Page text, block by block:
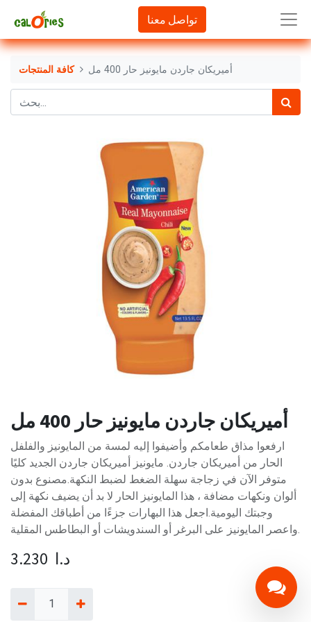
تواصل معنا
كافة المنتجات أميريكان جاردن مايونيز حار 400 مل
أميريكان جاردن مايونيز حار 400 مل
ارفعوا مذاق طعامكم وأضيفوا إليه لمسة من المايونيز والفلفل
الحار من أميريكان جاردن. مايونيز أميريكان جاردن الجديد كليًا
متوفر الآن في زجاجة سهلة الضغط لضبط النكهة.مصنوع بدون
ألوان ونكهات مضافة ، هذا المايونيز الحار لا بد أن يضيف نكهة إلى
وجبتك اليومية.اجعل هذا البهارات جزءًا من أطباقك المفضلة
واعصر المايونيز على البرغر أو السندويشات أو البطاطس المقلية.
3.230 د.ا